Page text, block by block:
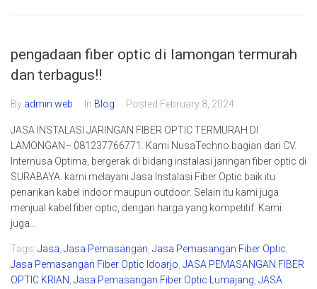
pengadaan fiber optic di lamongan termurah
dan terbagus!!
By admin web In Blog Posted February 8, 2024
JASA INSTALASI JARINGAN FIBER OPTIC TERMURAH DI
LAMONGAN– 081237766771. Kami NusaTechno bagian dari CV.
Internusa Optima, bergerak di bidang instalasi jaringan fiber optic di
SURABAYA. kami melayani Jasa Instalasi Fiber Optic baik itu
penarikan kabel indoor maupun outdoor. Selain itu kami juga
menjual kabel fiber optic, dengan harga yang kompetitif. Kami
juga...
Tags: Jasa Jasa Pemasangan Jasa Pemasangan Fiber Optic
Jasa Pemasangan Fiber Optic Idoarjo JASA PEMASANGAN FIBER
OPTIC KRIAN Jasa Pemasangan Fiber Optic Lumajang JASA